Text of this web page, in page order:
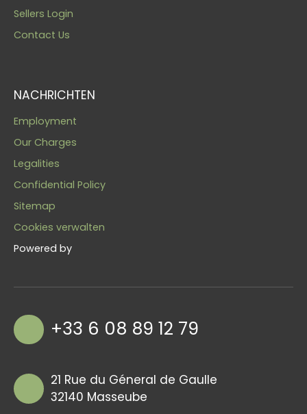
Sellers Login
Contact Us
NACHRICHTEN
Employment
Our Charges
Legalities
Confidential Policy
Sitemap
Cookies verwalten
Powered by
+33 6 08 89 12 79
21 Rue du Géneral de Gaulle
32140 Masseube